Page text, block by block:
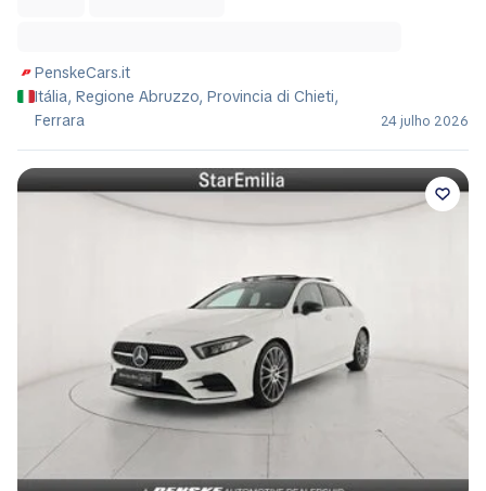
PenskeCars.it
Itália, Regione Abruzzo, Provincia di Chieti,
Ferrara
24 julho 2026